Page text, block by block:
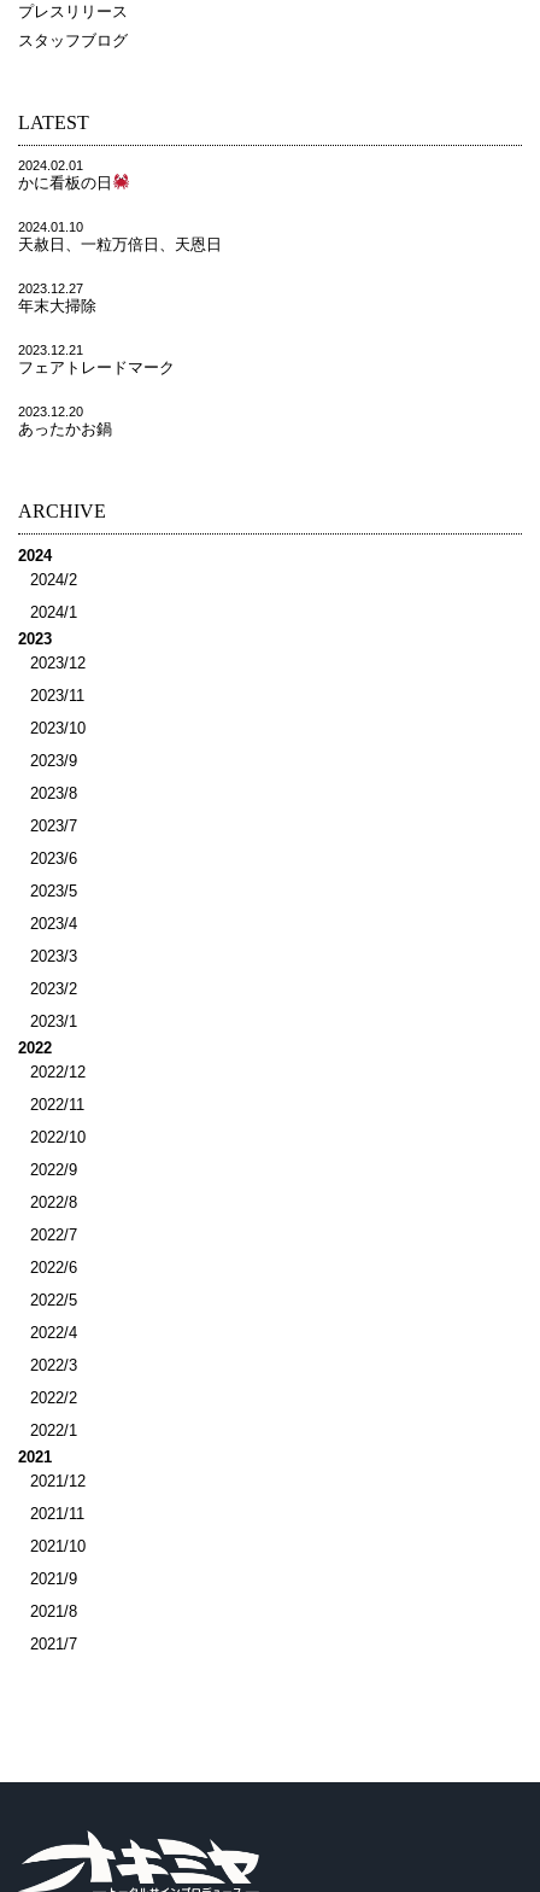
プレスリリース
スタッフブログ
LATEST
2024.02.01
かに看板の日
2024.01.10
天赦日、一粒万倍日、天恩日
2023.12.27
年末大掃除
2023.12.21
フェアトレードマーク
2023.12.20
あったかお鍋
ARCHIVE
2024
2024/2
2024/1
2023
2023/12
2023/11
2023/10
2023/9
2023/8
2023/7
2023/6
2023/5
2023/4
2023/3
2023/2
2023/1
2022
2022/12
2022/11
2022/10
2022/9
2022/8
2022/7
2022/6
2022/5
2022/4
2022/3
2022/2
2022/1
2021
2021/12
2021/11
2021/10
2021/9
2021/8
2021/7